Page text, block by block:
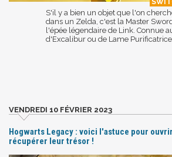
S'il y a bien un objet que l'on
dans un Zelda, c'est la Master
l'épée légendaire de Link. Connue
d'Excalibur ou de Lame Purificatrice
VENDREDI 10 FÉVRIER 2023
Hogwarts Legacy : voici l'astuce pour
récupérer leur trésor !